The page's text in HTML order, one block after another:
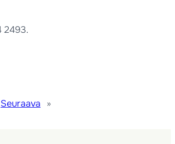
2493.
Seuraava »